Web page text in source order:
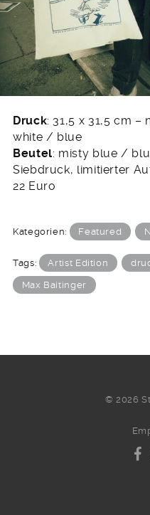
Druck: 31,5 x 31,5 cm
white / blue
Beutel: misty blue /
Siebdruck, limitierter
22 Euro
Kategorien: Featured
Tags: Artist Edition
Max Baitinger
© 2026